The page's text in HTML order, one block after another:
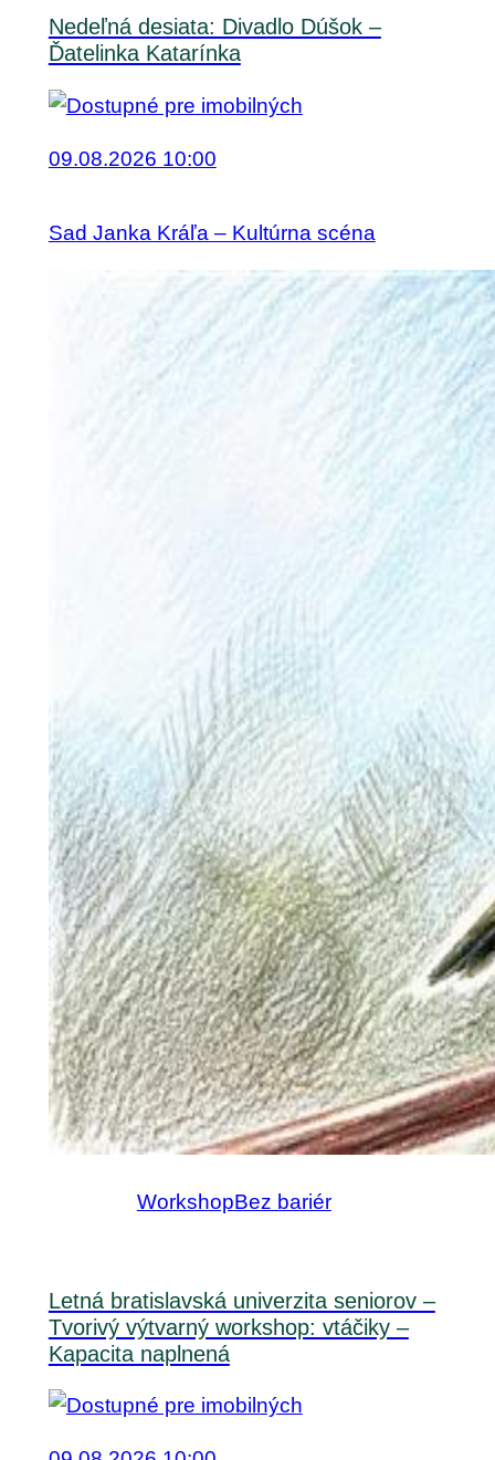
Nedeľná desiata: Divadlo Dúšok –
Ďatelinka Katarínka
09.08.2026 10:00
Sad Janka Kráľa – Kultúrna scéna
WorkshopBez bariér
Letná bratislavská univerzita seniorov –
Tvorivý výtvarný workshop: vtáčiky –
Kapacita naplnená